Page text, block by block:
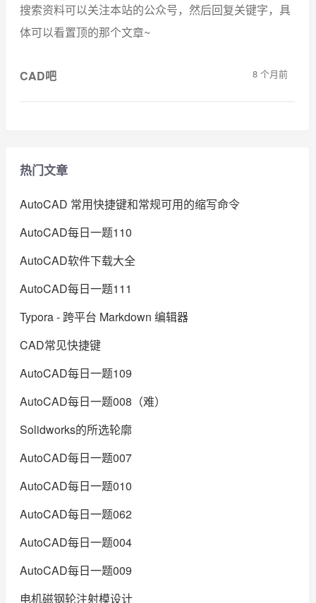
搜索资料可以关注本站的公众号，然后回复关键字，具
体可以看置顶的那个文章~
CAD吧 8 个月前
热门文章
AutoCAD 常用快捷键和常规可用的缩写命令
AutoCAD每日一题110
AutoCAD软件下载大全
AutoCAD每日一题111
Typora - 跨平台 Markdown 编辑器
CAD常见快捷键
AutoCAD每日一题109
AutoCAD每日一题008（难）
Solidworks的所选轮廓
AutoCAD每日一题007
AutoCAD每日一题010
AutoCAD每日一题062
AutoCAD每日一题004
AutoCAD每日一题009
电机磁钢轮注射模设计